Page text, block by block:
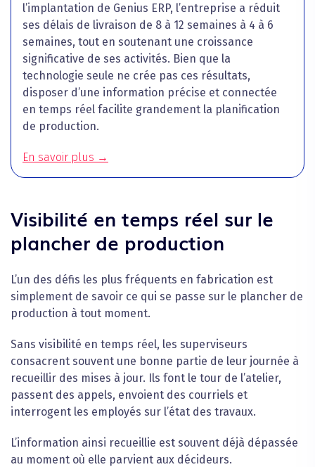
l’implantation de Genius ERP, l’entreprise a réduit
ses délais de livraison de 8 à 12 semaines à 4 à 6
semaines, tout en soutenant une croissance
significative de ses activités. Bien que la
technologie seule ne crée pas ces résultats,
disposer d’une information précise et connectée
en temps réel facilite grandement la planification
de production.
En savoir plus →
Visibilité en temps réel sur le
plancher de production
L’un des défis les plus fréquents en fabrication est
simplement de savoir ce qui se passe sur le plancher de
production à tout moment.
Sans visibilité en temps réel, les superviseurs
consacrent souvent une bonne partie de leur journée à
recueillir des mises à jour. Ils font le tour de l’atelier,
passent des appels, envoient des courriels et
interrogent les employés sur l’état des travaux.
L’information ainsi recueillie est souvent déjà dépassée
au moment où elle parvient aux décideurs.